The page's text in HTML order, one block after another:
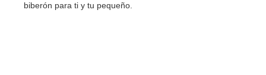
biberón para ti y tu pequeño.​